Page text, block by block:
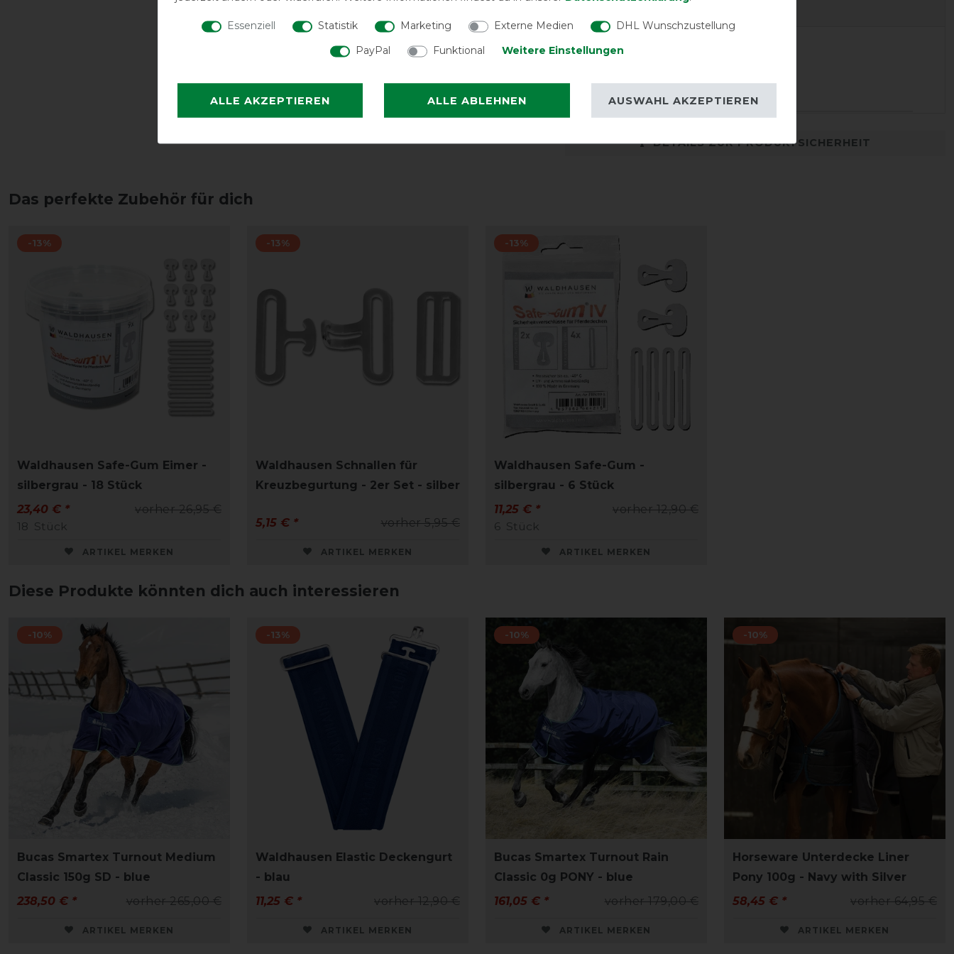
DETAILS ZUR PRODUKTSICHERHEIT
Das perfekte Zubehör für dich
-13%
Waldhausen Safe-Gum Eimer -
silbergrau - 18 Stück
vorher 26,95 €
23,40 € *
18 Stück
ARTIKEL MERKEN
-13%
Waldhausen Schnallen für
Kreuzbegurtung - 2er Set - silber
vorher 5,95 €
5,15 € *
ARTIKEL MERKEN
-13%
Waldhausen Safe-Gum -
silbergrau - 6 Stück
vorher 12,90 €
11,25 € *
6 Stück
ARTIKEL MERKEN
Diese Produkte könnten dich auch interessieren
-10%
Bucas Smartex Turnout Medium
Classic 150g SD - blue
vorher 265,00 €
238,50 € *
ARTIKEL MERKEN
-13%
Waldhausen Elastic Deckengurt
- blau
vorher 12,90 €
11,25 € *
ARTIKEL MERKEN
-10%
Bucas Smartex Turnout Rain
Classic 0g PONY - blue
vorher 179,00 €
161,05 € *
ARTIKEL MERKEN
-10%
Horseware Unterdecke Liner
Pony 100g - Navy with Silver
vorher 64,95 €
58,45 € *
ARTIKEL MERKEN
Essenziell Statistik Marketing Externe Medien
DHL Wunschzustellung
PayPal
Funktional Weitere Einstellungen
ALLE AKZEPTIEREN ALLE ABLEHNEN AUSWAHL AKZEPTIEREN